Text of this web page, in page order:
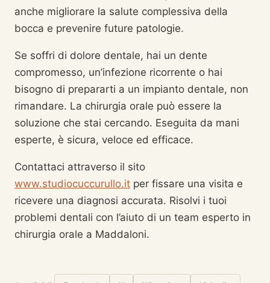
anche migliorare la salute complessiva della
bocca e prevenire future patologie.
Se soffri di dolore dentale, hai un dente
compromesso, un’infezione ricorrente o hai
bisogno di prepararti a un impianto dentale, non
rimandare. La chirurgia orale può essere la
soluzione che stai cercando. Eseguita da mani
esperte, è sicura, veloce ed efficace.
Contattaci attraverso il sito
www.studiocuccurullo.it per fissare una visita e
ricevere una diagnosi accurata. Risolvi i tuoi
problemi dentali con l’aiuto di un team esperto in
chirurgia orale a Maddaloni.